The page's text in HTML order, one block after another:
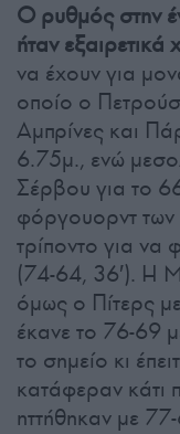
Ο ρυθμός στην
ήταν
να έχουν για
οποίο ο
Αμπρίνες και
6.75μ., ενώ
Σέρβου για το
φόργουορντ
τρίποντο για να
(74-64, 36′). Η
όμως ο Πίτερς
έκανε το 76-69
το σημείο κι
κατάφεραν κάτι
ηττήθηκαν με